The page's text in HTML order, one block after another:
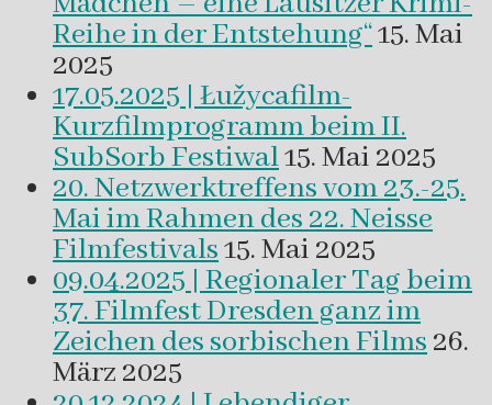
Reihe in der Entstehung“15. Mai
2025
17.05.2025 | Łužycafilm-
Kurzfilmprogramm beim II.
SubSorb Festiwal15. Mai 2025
20. Netzwerktreffens vom 23.-25.
Mai im Rahmen des 22. Neisse
Filmfestivals15. Mai 2025
09.04.2025 | Regionaler Tag beim
37. Filmfest Dresden ganz im
Zeichen des sorbischen Films26.
März 2025